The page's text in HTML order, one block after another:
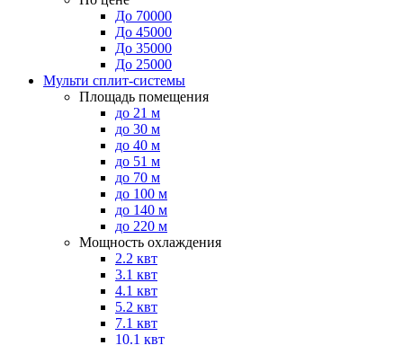
До 70000
До 45000
До 35000
До 25000
Мульти сплит-системы
Площадь помещения
до 21 м
до 30 м
до 40 м
до 51 м
до 70 м
до 100 м
до 140 м
до 220 м
Мощность охлаждения
2.2 квт
3.1 квт
4.1 квт
5.2 квт
7.1 квт
10.1 квт